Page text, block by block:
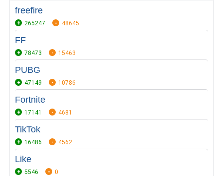
freefire
265247 48645
FF
78473 15463
PUBG
47149 10786
Fortnite
17141 4681
TikTok
16486 4562
Like
5546 0